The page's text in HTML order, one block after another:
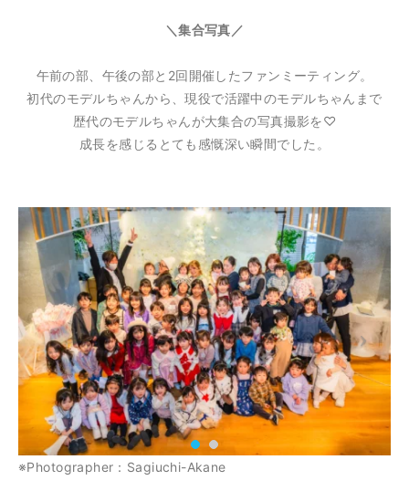
＼集合写真／
午前の部、午後の部と2回開催したファンミーティング。
初代のモデルちゃんから、現役で活躍中のモデルちゃんまで
歴代のモデルちゃんが大集合の写真撮影を♡
成長を感じるとても感慨深い瞬間でした。
※Photographer：Sagiuchi-Akane